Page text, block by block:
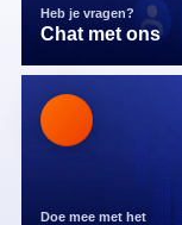
Heb je vragen?
Chat met ons
Doe mee met het